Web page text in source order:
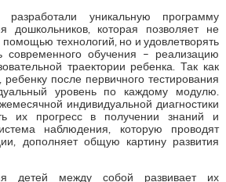
уникальную программу
дошкольников, которая позволяет не
помощью технологий, но и удовлетворять
современного обучения – реализацию
траектории ребенка. Так как
после первичного тестирования
уровень по каждому модулю.
индивидуальной диагностики
их прогресс в получении знаний и
наблюдения, которую проводят
дополняет общую картину развития
детей между собой развивает их